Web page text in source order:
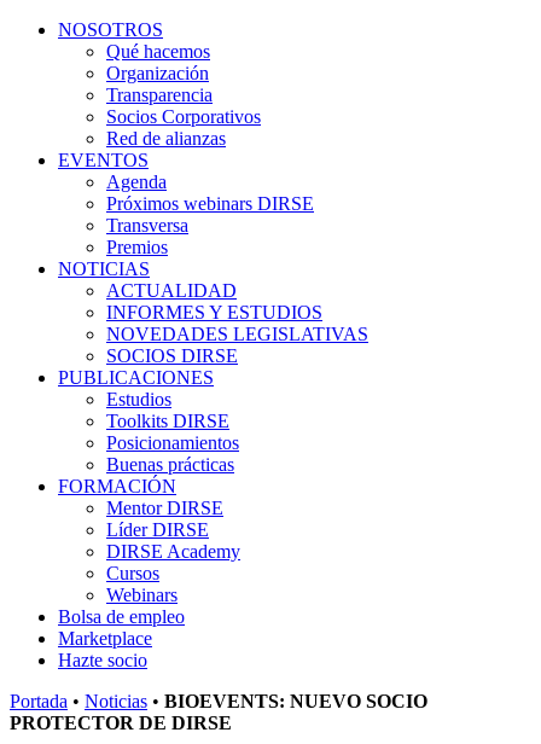
NOSOTROS
Qué hacemos
Organización
Transparencia
Socios Corporativos
Red de alianzas
EVENTOS
Agenda
Próximos webinars DIRSE
Transversa
Premios
NOTICIAS
ACTUALIDAD
INFORMES Y ESTUDIOS
NOVEDADES LEGISLATIVAS
SOCIOS DIRSE
PUBLICACIONES
Estudios
Toolkits DIRSE
Posicionamientos
Buenas prácticas
FORMACIÓN
Mentor DIRSE
Líder DIRSE
DIRSE Academy
Cursos
Webinars
Bolsa de empleo
Marketplace
Hazte socio
Portada • Noticias • BIOEVENTS: NUEVO SOCIO
PROTECTOR DE DIRSE